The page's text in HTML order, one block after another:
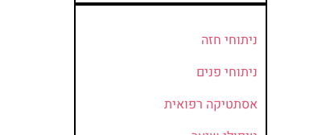
ניתוחי חזה
ניתוחי פנים
אסתטיקה רפואית